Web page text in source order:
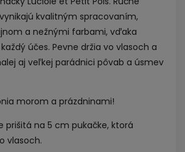
kvalitným spracovaním,
a nežnými farbami, vďaka
účes. Pevne držia vo vlasoch a
aj veľkej parádnici pôvab a úsmev
morom a prázdninami!
prišitá na 5 cm pukačke, ktorá
vlasoch.